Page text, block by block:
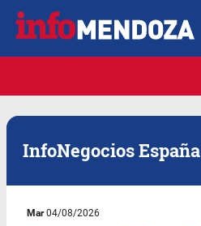
InfoNegocios España
Mar04/08/2026